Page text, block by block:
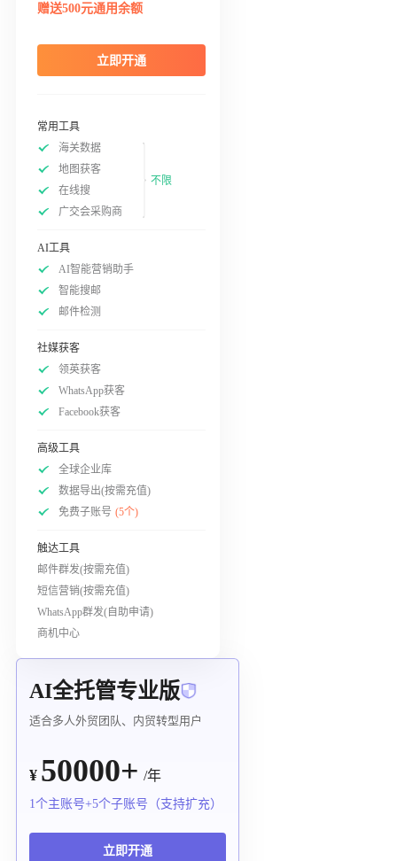
赠送500元通用余额
立即开通
常用工具
海关数据
地图获客
在线搜
广交会采购商
不限
AI工具
AI智能营销助手
智能搜邮
邮件检测
社媒获客
领英获客
WhatsApp获客
Facebook获客
高级工具
全球企业库
数据导出(按需充值)
免费子账号 (5个)
触达工具
邮件群发(按需充值)
短信营销(按需充值)
WhatsApp群发(自助申请)
商机中心
AI全托管专业版
适合多人外贸团队、内贸转型用户
¥ 50000+ /年
1个主账号+5个子账号（支持扩充）
立即开通